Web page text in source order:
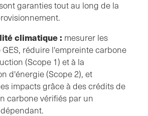
garanties tout au long de la
climatique : mesurer les
réduire l'empreinte carbone
(Scope 1) et à la
d'énergie (Scope 2), et
impacts grâce à des crédits de
carbone vérifiés par un